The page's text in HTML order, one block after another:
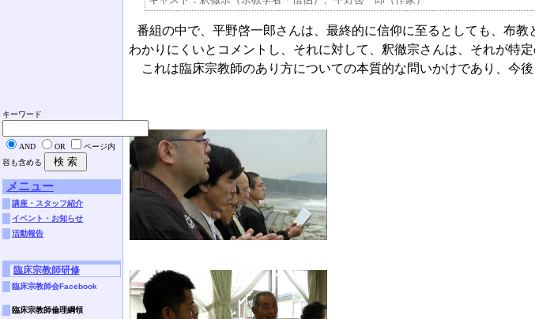
番組の中で、平野啓一郎さんは、最終的に信仰に至るとしても、布
わかりにくいとコメントし、それに対して、釈徹宗さんは、それが特
これは臨床宗教師のあり方についての本質的な問いかけであり、今
キーワード
AND OR
ページ内
容も含める
メニュー
講座・スタッフ紹介
イベント・お知らせ
活動報告
臨床宗教師研修
臨床宗教師会Facebook
臨床宗教師倫理綱領